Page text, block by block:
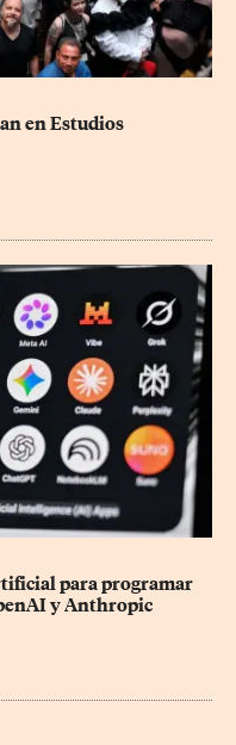
en Estudios
para programar
y Anthropic